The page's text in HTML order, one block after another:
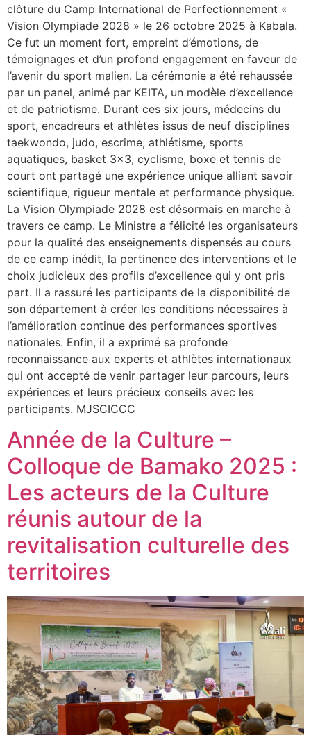
clôture du Camp International de Perfectionnement «
Vision Olympiade 2028 » le 26 octobre 2025 à Kabala.
Ce fut un moment fort, empreint d’émotions, de
témoignages et d’un profond engagement en faveur de
l’avenir du sport malien. La cérémonie a été rehaussée
par un panel, animé par KEITA, un modèle d’excellence
et de patriotisme. Durant ces six jours, médecins du
sport, encadreurs et athlètes issus de neuf disciplines
taekwondo, judo, escrime, athlétisme, sports
aquatiques, basket 3×3, cyclisme, boxe et tennis de
court ont partagé une expérience unique alliant savoir
scientifique, rigueur mentale et performance physique.
La Vision Olympiade 2028 est désormais en marche à
travers ce camp. Le Ministre a félicité les organisateurs
pour la qualité des enseignements dispensés au cours
de ce camp inédit, la pertinence des interventions et le
choix judicieux des profils d’excellence qui y ont pris
part. Il a rassuré les participants de la disponibilité de
son département à créer les conditions nécessaires à
l’amélioration continue des performances sportives
nationales. Enfin, il a exprimé sa profonde
reconnaissance aux experts et athlètes internationaux
qui ont accepté de venir partager leur parcours, leurs
expériences et leurs précieux conseils avec les
participants. MJSCICCC
Année de la Culture –
Colloque de Bamako 2025 :
Les acteurs de la Culture
réunis autour de la
revitalisation culturelle des
territoires